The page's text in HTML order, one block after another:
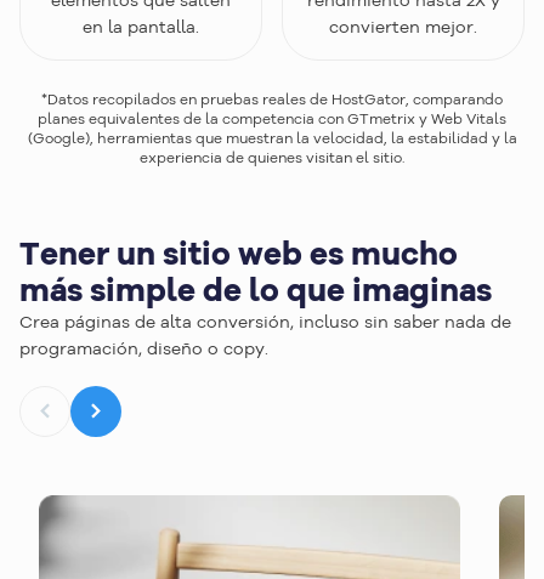
en la pantalla.
convierten mejor.
*Datos recopilados en pruebas reales de HostGator, comparando
planes equivalentes de la competencia con GTmetrix y Web Vitals
(Google), herramientas que muestran la velocidad, la estabilidad y la
experiencia de quienes visitan el sitio.
Tener un sitio web es mucho
más simple de lo que imaginas
Crea páginas de alta conversión, incluso sin saber nada de
programación, diseño o copy.